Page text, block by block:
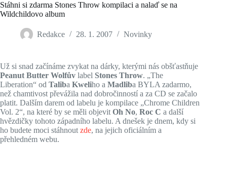
Stáhni si zdarma Stones Throw kompilaci a nalaď se na
Wildchildovo album
Redakce 28. 1. 2007 Novinky
Už si snad začínáme zvykat na dárky, kterými nás obšťastňuje
Peanut Butter Wolfův label Stones Throw. „The
Liberation“ od Taliba Kweliho a Madliba BYLA zadarmo,
než chamtivost převážila nad dobročinností a za CD se začalo
platit. Dalším darem od labelu je kompilace „Chrome Children
Vol. 2“, na které by se měli objevit Oh No, Roc C a další
hvězdičky tohoto západního labelu. A dnešek je dnem, kdy si
ho budete moci stáhnout zde, na jejich oficiálním a
přehledném webu.